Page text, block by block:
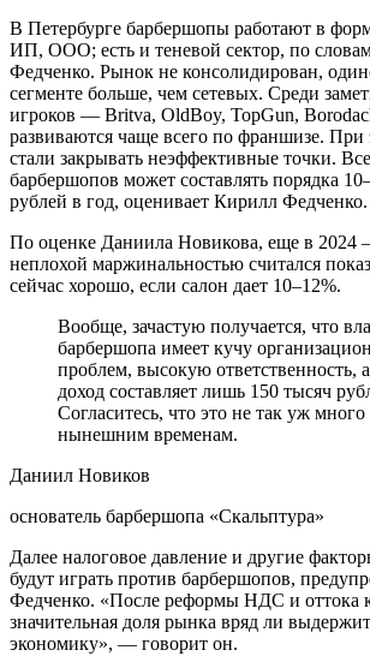
В Петербурге барбершопы работают в
ИП, ООО; есть и теневой сектор, по
Федченко. Рынок не консолидирован,
сегменте больше, чем сетевых. Среди
игроков — Britva, OldBoy, TopGun,
развиваются чаще всего по франшизе. При
стали закрывать неэффективные точки.
барбершопов может составлять порядка
рублей в год, оценивает Кирилл Федченко.
По оценке Даниила Новикова, еще в 2024
неплохой маржинальностью считался
сейчас хорошо, если салон дает 10–12%.
Вообще, зачастую получается, что
барбершопа имеет кучу
проблем, высокую ответственность,
доход составляет лишь 150 тысяч
Согласитесь, что это не так уж
нынешним временам.
Даниил Новиков
основатель барбершопа «Скальптура»
Далее налоговое давление и другие
будут играть против барбершопов,
Федченко. «После реформы НДС и оттока
значительная доля рынка вряд ли
экономику», — говорит он.